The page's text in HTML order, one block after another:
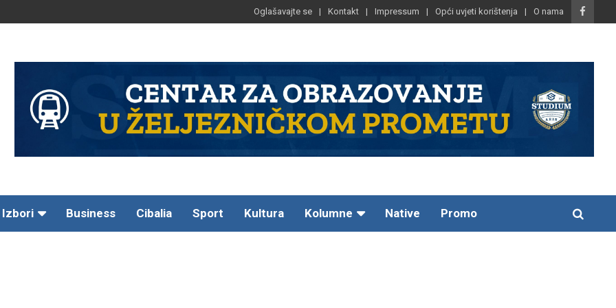
Oglašavajte se Kontakt Impressum Opći uvjeti korištenja O nama
Izbori Business Cibalia Sport Kultura Kolumne Native Promo